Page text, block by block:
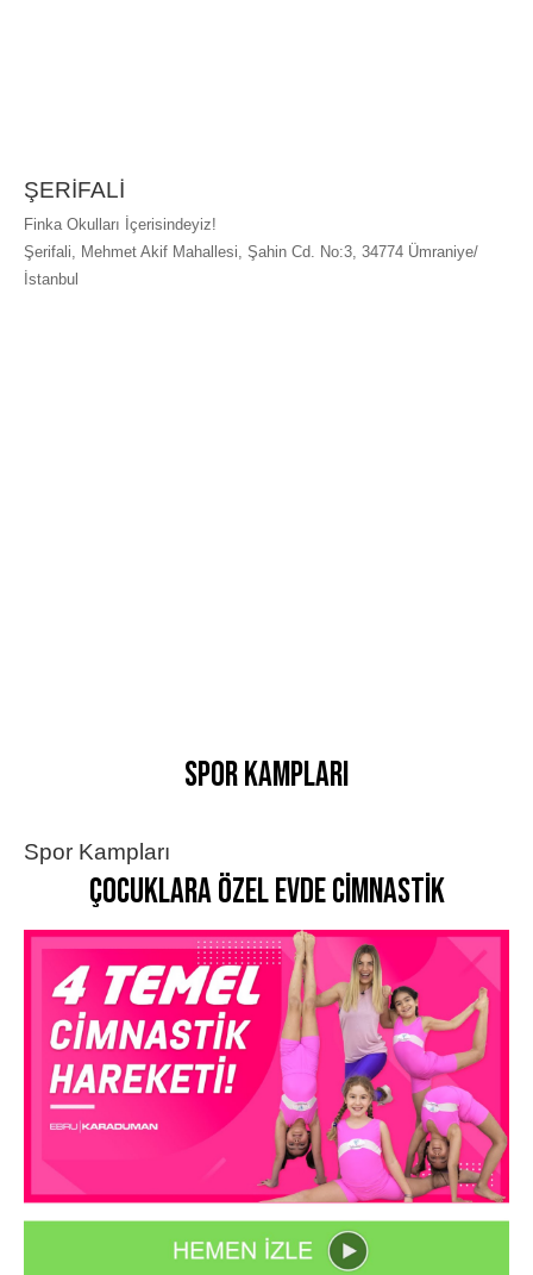
ŞERİFALİ
Finka Okulları İçerisindeyiz!
Şerifali, Mehmet Akif Mahallesi, Şahin Cd. No:3, 34774 Ümraniye/
İstanbul
Spor Kampları
Spor Kampları
Çocuklara Özel Evde Cimnastik